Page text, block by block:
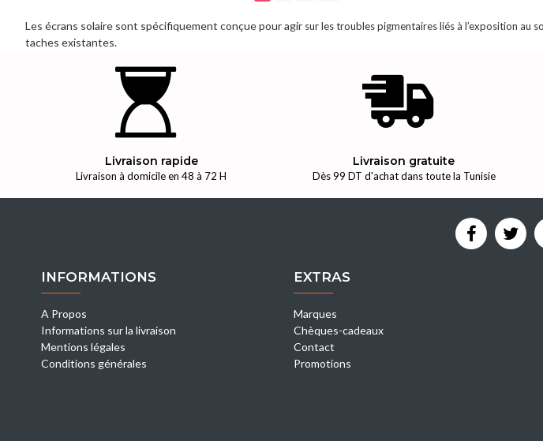
Les écrans solaire sont spécifiquement conçue pour agir sur les troubles pigmentaires liés à l’exposition au
taches existantes.
Livraison rapide
Livraison à domicile en 48 à 72 H
Livraison gratuite
Dès 99 DT d'achat dans toute la Tunisie
INFORMATIONS
A Propos
Informations sur la livraison
Mentions légales
Conditions générales
EXTRAS
Marques
Chèques-cadeaux
Contact
Promotions